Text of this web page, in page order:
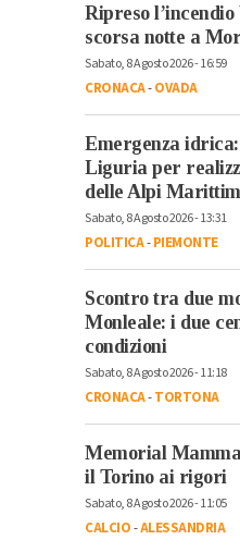
Ripreso l’incendio
scorsa notte a
Sabato, 8 Agosto 2026 - 16:59
CRONACA-OVADA
Emergenza
Liguria per
delle Alpi
Sabato, 8 Agosto 2026 - 13:31
POLITICA-PIEMONTE
Scontro tra due
Monleale: i due
condizioni
Sabato, 8 Agosto 2026 - 11:18
CRONACA-TORTONA
Memorial
il Torino ai rigori
Sabato, 8 Agosto 2026 - 11:05
CALCIO-ALESSANDRIA